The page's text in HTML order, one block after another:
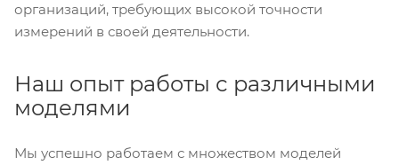
организаций, требующих высокой точности
измерений в своей деятельности.
Наш опыт работы с различными
моделями
Мы успешно работаем с множеством моделей